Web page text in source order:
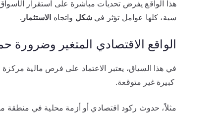
هذا الواقع يفرض تحديات مباشرة على استقرار
سية، كلها عوامل تؤثر في شكل واتجاه الاستثمار .
الواقع الاقتصادي المتغير وضرورة
في هذا السياق، يعتبر الاعتماد على فرص مالية
كبيرة غير متوقعة.
مثلاً، حدوث ركود اقتصادي أو أزمة محلية في منطقة